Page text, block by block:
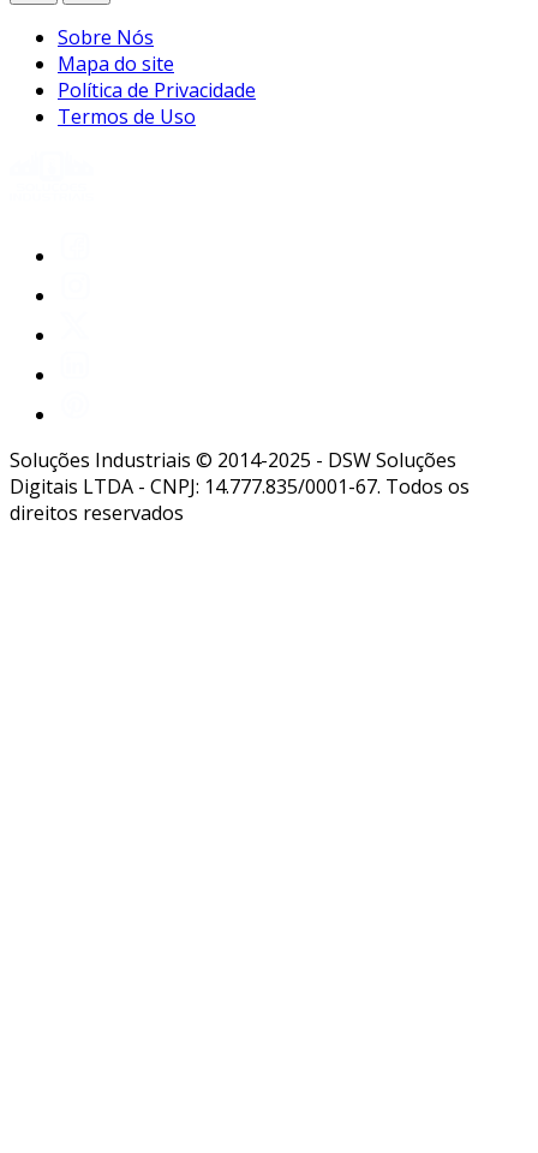
Sobre Nós
Mapa do site
Política de Privacidade
Termos de Uso
Soluções Industriais © 2014-2025 - DSW Soluções
Digitais LTDA - CNPJ: 14.777.835/0001-67. Todos os
direitos reservados